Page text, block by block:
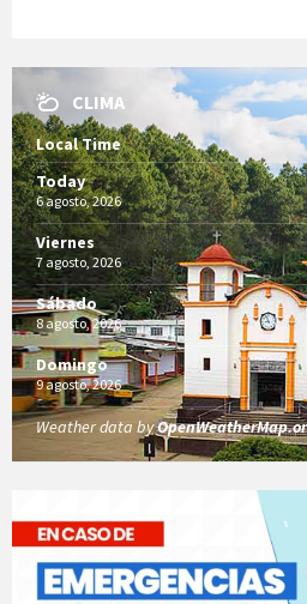
CLIMA
Local Time
Today
6 agosto, 2026
Viernes
7 agosto, 2026
Sábado
8 agosto, 2026
Domingo
9 agosto, 2026
Weather data by